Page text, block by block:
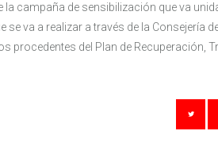
campaña de sensibilización que va
va a realizar a través de la Consejería
procedentes del Plan de Recuperación,